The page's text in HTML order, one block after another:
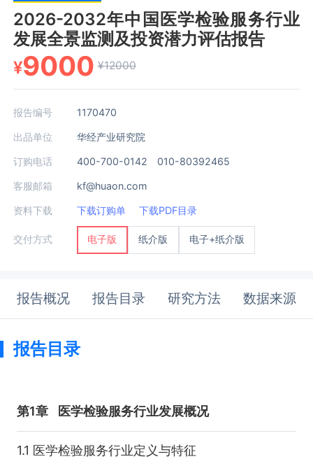
2026-2032年中国医学检验服务行业
发展全景监测及投资潜力评估报告
¥9000 ¥12000
报告编号 1170470
出品单位 华经产业研究院
订购电话 400-700-0142 010-80392465
客服邮箱 kf@huaon.com
资料下载 下载订购单 下载PDF目录
交付方式 电子版 纸介版 电子+纸介版
报告概况 报告目录 研究方法 数据来源
报告目录
第1章 医学检验服务行业发展概况
1.1 医学检验服务行业定义与特征